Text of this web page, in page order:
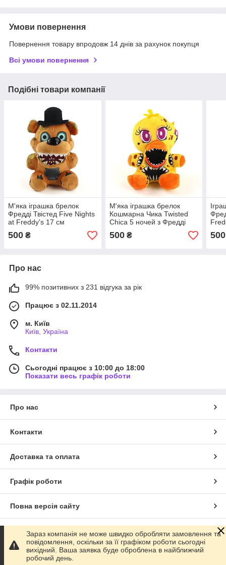
Умови повернення
Повернення товару впродовж 14 днів за рахунок покупця
Всі умови повернення
Подібні товари компанії
М'яка іграшка брелок
Фредді Твістед Five Nights
at Freddy's 17 см
500 ₴
М'яка іграшка брелок
Кошмарна Чика Twisted
Chica 5 ночей з Фредді
FNAF 16 см
500₴ 500
Про нас
99% позитивних з 231 відгука за рік
Працює з 02.11.2014
м. Київ
Київ, Україна
Контакти
Сьогодні працює з 10:00 до 18:00
Показати весь графік роботи
Про нас
Контакти
Доставка та оплата
Графік роботи
Повна версія сайту
Сайт створено на маркетплейсіProm.ua
Політика конфіденційності
Зараз компанія не може швидко обробляти замовлення та
повідомлення, оскільки за її графіком роботи сьогодні
вихідний. Ваша заявка буде оброблена в найближчий
робочий день.